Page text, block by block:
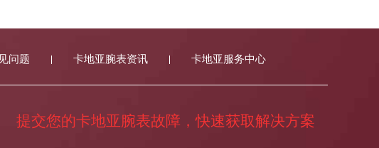
问题 卡地亚腕表资讯 卡地亚服务中心
提交您的卡地亚腕表故障，快速获取解决方案